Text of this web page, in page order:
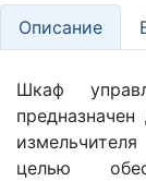
Описание
Шкаф
целью